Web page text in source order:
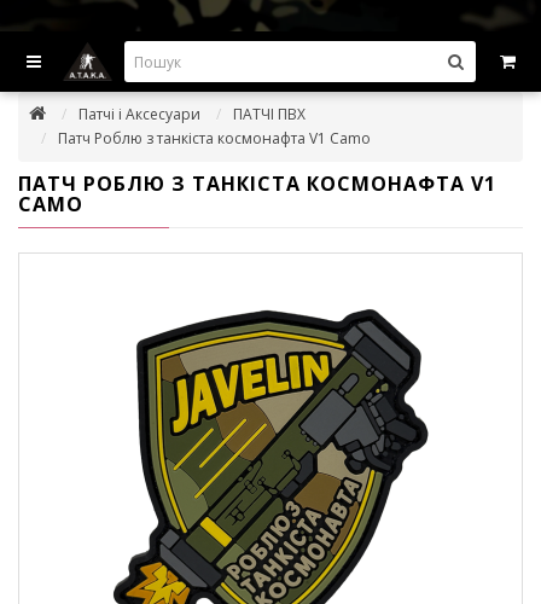
ВИГІДНІ ПРОПОЗИЦІІ — ЗНИЖКИ ДО -45%
Патчі і Аксесуари
ПАТЧІ ПВХ
Патч Роблю з танкіста космонафта V1 Camo
ПАТЧ РОБЛЮ З ТАНКІСТА КОСМОНАФТА V1
CAMO